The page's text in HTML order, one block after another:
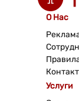
О Нас
Услуги